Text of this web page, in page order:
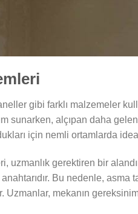
gibi farklı malzemeler
sunarken, alçıpan daha
için nemli ortamlarda
uzmanlık gerektiren bir
Bu nedenle,
Uzmanlar, mekanın